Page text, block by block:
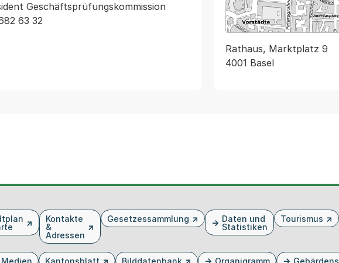
Geschäftsprüfungskommission
63 32
Rathaus, Marktplatz 9
4001 Basel
Kontakte
&
Adressen
Gesetzessammlung
Daten und
Statistiken
Tourismus
Medien Kantonsblatt Bilddatenbank Organigramm